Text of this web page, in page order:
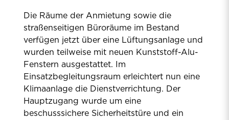
Die Räume der Anmietung sowie die
straßenseitigen Büroräume im Bestand
verfügen jetzt über eine Lüftungsanlage und
wurden teilweise mit neuen Kunststoff-Alu-
Fenstern ausgestattet. Im
Einsatzbegleitungsraum erleichtert nun eine
Klimaanlage die Dienstverrichtung. Der
Hauptzugang wurde um eine
beschusssichere Sicherheitstüre und ein